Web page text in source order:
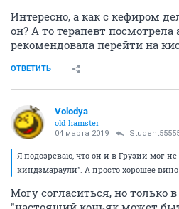
Интересно, а как с кефиром
он? А то терапевт
рекомендовала перейти на
ОТВЕТИТЬ
Volodya
old hamster
04 марта 2019
Я подозреваю, что он и в Грузии мог
киндзмараули". А просто хорошее
Могу согласиться, но только